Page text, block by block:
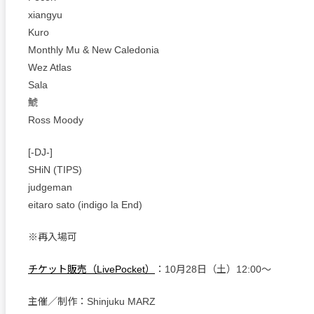
xiangyu
Kuro
Monthly Mu & New Caledonia
Wez Atlas
Sala
鯱
Ross Moody
[-DJ-]
SHiN (TIPS)
judgeman
eitaro sato (indigo la End)
※再入場可
チケット販売（LivePocket） ：10月28日（土）12:00〜
主催／制作：Shinjuku MARZ